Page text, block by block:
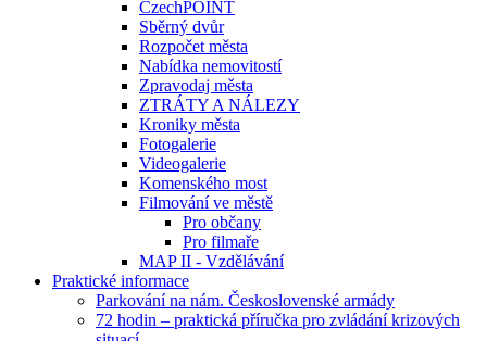
CzechPOINT
Sběrný dvůr
Rozpočet města
Nabídka nemovitostí
Zpravodaj města
ZTRÁTY A NÁLEZY
Kroniky města
Fotogalerie
Videogalerie
Komenského most
Filmování ve městě
Pro občany
Pro filmaře
MAP II - Vzdělávání
Praktické informace
Parkování na nám. Československé armády
72 hodin – praktická příručka pro zvládání krizových